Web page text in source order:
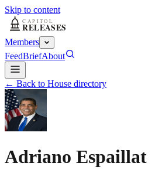
Skip to content
Members
FeedBriefAbout
← Back to House directory
Adriano Espaillat